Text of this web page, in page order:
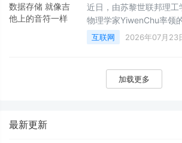
近日，由苏黎世联邦理工
物理学家YiwenChu率领
一种全新的量子芯片，成
（即声子携带的振动能量
上共鸣的音符。这项突破
未来量子计算机的构建方
互联网 2026年07月23
加载更多
最新更新